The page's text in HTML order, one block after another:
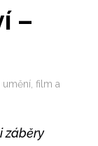
–
umění, film a
záběry